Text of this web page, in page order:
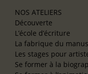
NOS ATELIERS
Découverte
L’école d’écriture
La fabrique du
Les stages pour
Se former à la